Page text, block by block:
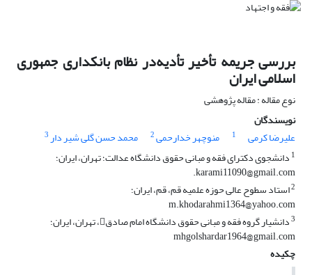
بررسی جریمه تأخیر تأدیهدر نظام بانکداری جمهوری
اسلامی ایران
نوع مقاله : مقاله پژوهشی
نویسندگان
علیرضا کرمی
1 منوچهر خدارحمی2 محمد حسن گلی شیر دار3
1 دانشجوی دکترای فقه و مبانی حقوق دانشگاه عدالت؛ تهران، ایران؛
karami11090@gmail.com.
2استاد سطوح عالی حوزه علمیه قم، قم، ایران؛
m.khodarahmi1364@yahoo.com
3 دانشیار گروه فقه و مبانی حقوق دانشگاه امام صادق، تهران، ایران؛
mhgolshardar1964@gmail.com
چکیده